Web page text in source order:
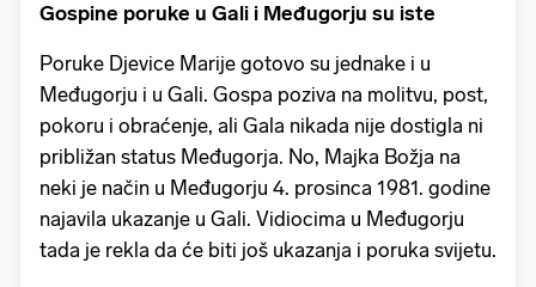
Gospine poruke u Gali i Međugorju su iste
Poruke Djevice Marije gotovo su jednake i u
Međugorju i u Gali. Gospa poziva na molitvu, post,
pokoru i obraćenje, ali Gala nikada nije dostigla ni
približan status Međugorja. No, Majka Božja na
neki je način u Međugorju 4. prosinca 1981. godine
najavila ukazanje u Gali. Vidiocima u Međugorju
tada je rekla da će biti još ukazanja i poruka svijetu.